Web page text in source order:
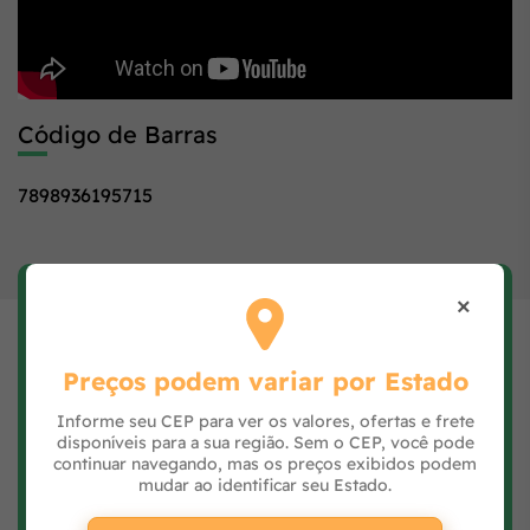
Código de Barras
7898936195715
Preencha seus dados, avalie e clique no botão
×
Preços podem variar por Estado
Informe seu CEP para ver os valores, ofertas e frete
disponíveis para a sua região. Sem o CEP, você pode
continuar navegando, mas os preços exibidos podem
mudar ao identificar seu Estado.